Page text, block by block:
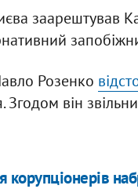
заарештував
Розенко
він
корупціонерів